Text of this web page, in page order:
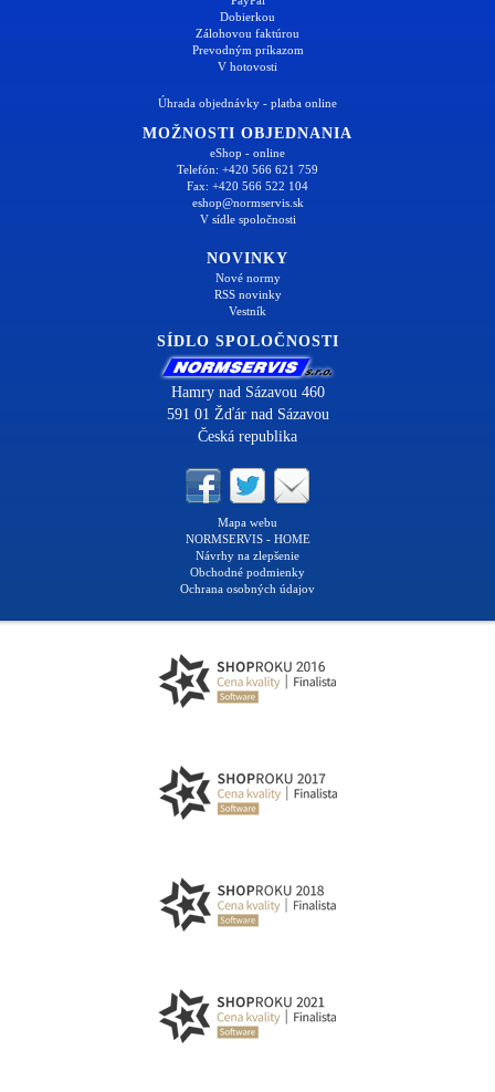
Dobierkou
Zálohovou faktúrou
Prevodným príkazom
V hotovosti
Úhrada objednávky - platba online
MOŽNOSTI OBJEDNANIA
eShop - online
Telefón: +420 566 621 759
Fax: +420 566 522 104
eshop@normservis.sk
V sídle spoločnosti
NOVINKY
Nové normy
RSS novinky
Vestník
SÍDLO SPOLOČNOSTI
Hamry nad Sázavou 460
591 01 Žďár nad Sázavou
Česká republika
Mapa webu
NORMSERVIS - HOME
Návrhy na zlepšenie
Obchodné podmienky
Ochrana osobných údajov